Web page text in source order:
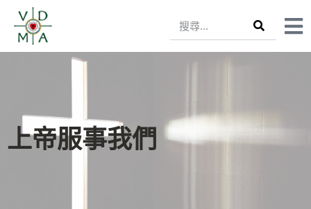
上帝服事我們